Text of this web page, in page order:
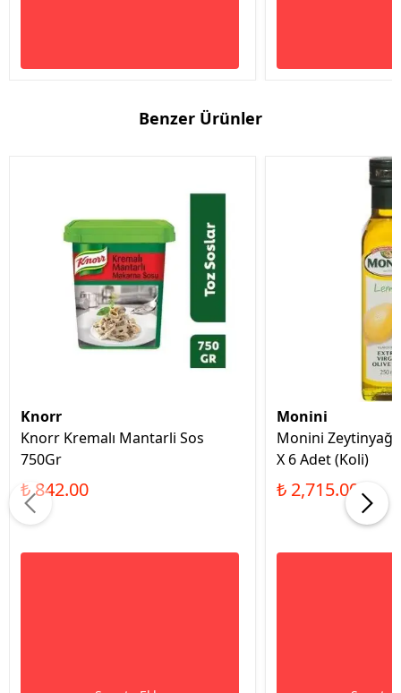
Benzer Ürünler
Knorr
Knorr Kremalı Mantarli Sos
750Gr
₺ 842.00
Monini
Monini Zeytinyağ
X 6 Adet (Koli)
₺ 2,715.00